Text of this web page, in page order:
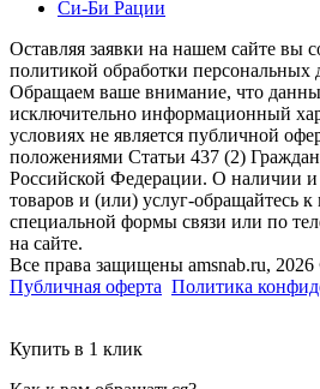
Си-Би Рации
Оставляя заявки на нашем сайте вы
политикой обработки персональных
Обращаем ваше внимание, что
исключительно информационный
условиях не является публичной
положениями Статьи 437 (2)
Российской Федерации. О наличии и
товаров и (или) услуг-обращайтесь
специальной формы связи или по
на сайте.
Все права защищены amsnab.ru,
Публичная оферта Политика
Купить в 1 клик